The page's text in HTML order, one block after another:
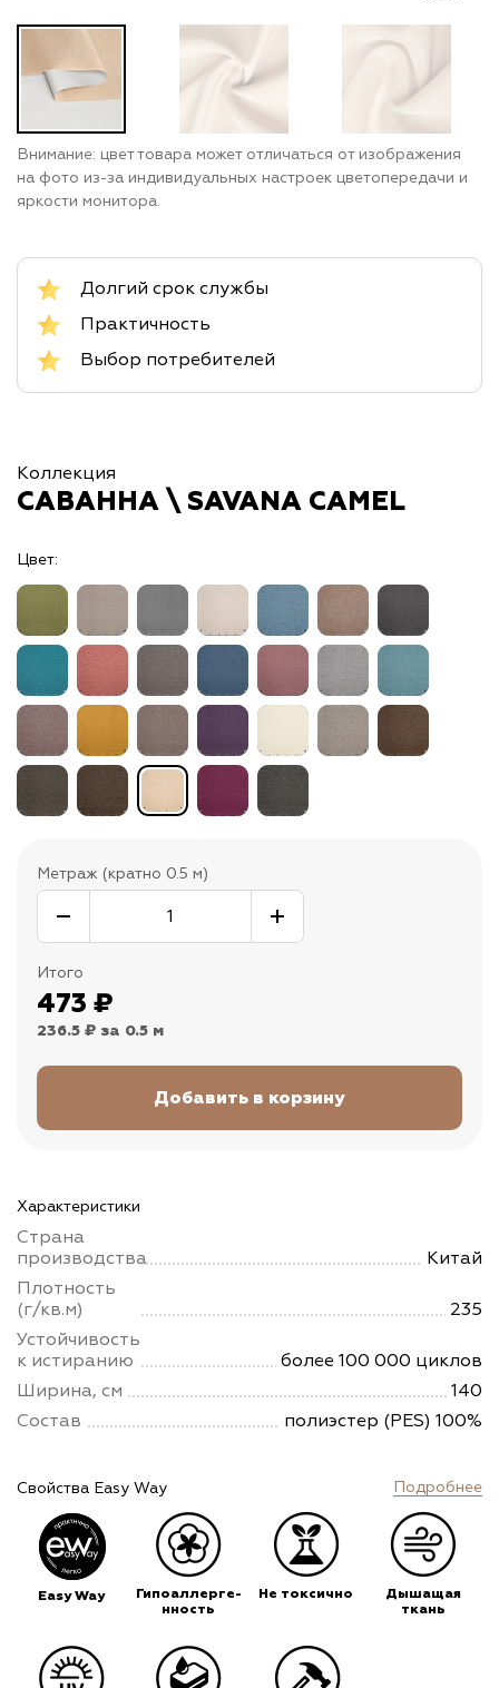
Внимание: цвет товара может отличаться от изображения
на фото из-за индивидуальных настроек цветопередачи и
яркости монитора.
Долгий срок службы
Практичность
Выбор потребителей
Коллекция
САВАННА \ SAVANA CAMEL
Цвет:
Метраж (кратно 0.5 м)
Итого
473 ₽
236.5 ₽ за 0.5 м
Характеристики
Страна
производства
Китай
Плотность
(г/кв.м)
235
Устойчивость
к истиранию
более 100 000 циклов
Ширина, см
140
Состав
полиэстер (PES) 100%
Свойства Easy Way Подробнее
Easy Way
Гипоаллерге-
нность
Не токсично
Дышащая
ткань